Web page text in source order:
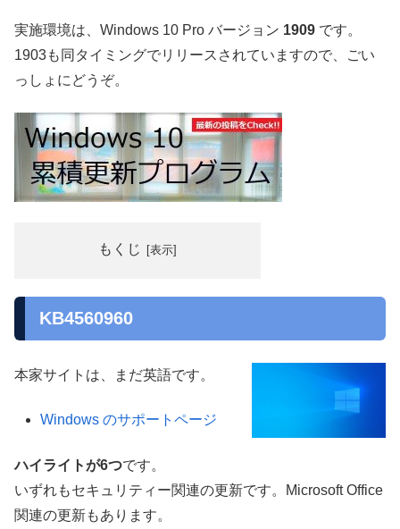
実施環境は、Windows 10 Pro バージョン 1909 です。
1903も同タイミングでリリースされていますので、ごい
っしょにどうぞ。
もくじ
KB4560960
本家サイトは、まだ英語です。
Windows のサポートページ
ハイライトが6つです。
いずれもセキュリティー関連の更新です。Microsoft Office
関連の更新もあります。